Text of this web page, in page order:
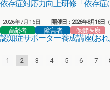
2026年7月16日
高齢者 障害者 保健医療
開催日：2026年8月16日（
1 2 3 4 5 6 7